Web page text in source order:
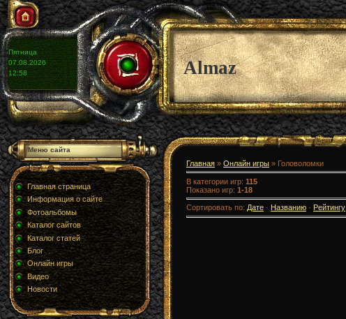
Пятница
07.08.2026
12:58
Almaz
Меню сайта
Главная страница
Информация о сайте
Фотоальбомы
Каталог сайтов
Каталог статей
Блог
Онлайн игры
Видео
Новости
Главная » Онлайн игры » Головоломки
В категории игр: 115
Показано игр: 1-18
Сортировать по: Дате · Названию · Рейтингу